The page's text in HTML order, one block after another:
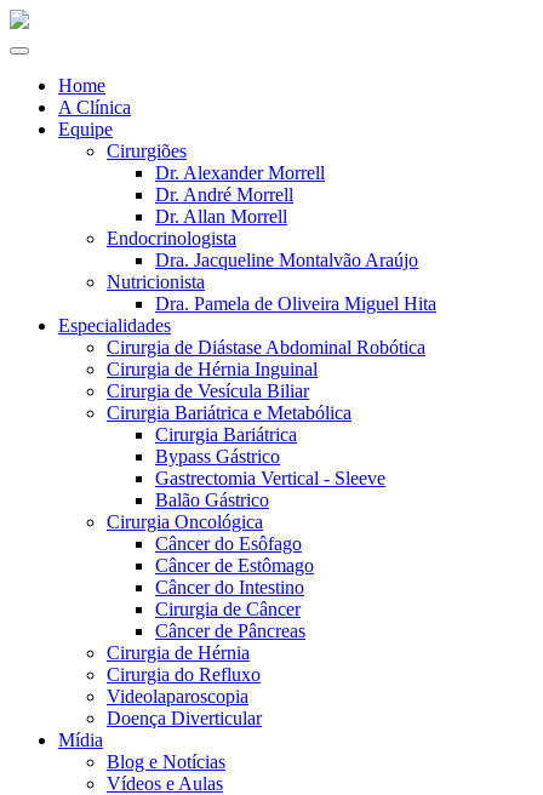
Home
A Clínica
Equipe
Cirurgiões
Dr. Alexander Morrell
Dr. André Morrell
Dr. Allan Morrell
Endocrinologista
Dra. Jacqueline Montalvão Araújo
Nutricionista
Dra. Pamela de Oliveira Miguel Hita
Especialidades
Cirurgia de Diástase Abdominal Robótica
Cirurgia de Hérnia Inguinal
Cirurgia de Vesícula Biliar
Cirurgia Bariátrica e Metabólica
Cirurgia Bariátrica
Bypass Gástrico
Gastrectomia Vertical - Sleeve
Balão Gástrico
Cirurgia Oncológica
Câncer do Esôfago
Câncer de Estômago
Câncer do Intestino
Cirurgia de Câncer
Câncer de Pâncreas
Cirurgia de Hérnia
Cirurgia do Refluxo
Videolaparoscopia
Doença Diverticular
Mídia
Blog e Notícias
Vídeos e Aulas